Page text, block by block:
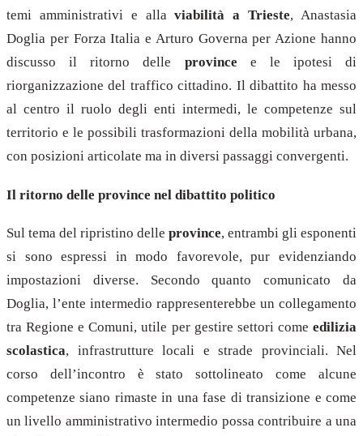
temi amministrativi e allaviabilità a Trieste, Anastasia
Doglia per Forza Italia e Arturo Governa per Azione hanno
discusso il ritorno delle province e le ipotesi di
riorganizzazione del traffico cittadino. Il dibattito ha messo
al centro il ruolo degli enti intermedi, le competenze sul
territorio e le possibili trasformazioni della mobilità urbana,
con posizioni articolate ma in diversi passaggi convergenti.
Il ritorno delle province nel dibattito politico
Sul tema del ripristino delle province, entrambi gli esponenti
si sono espressi in modo favorevole, pur evidenziando
impostazioni diverse. Secondo quanto comunicato da
Doglia, l’ente intermedio rappresenterebbe un collegamento
tra Regione e Comuni, utile per gestire settori come edilizia
scolastica, infrastrutture locali e strade provinciali. Nel
corso dell’incontro è stato sottolineato come alcune
competenze siano rimaste in una fase di transizione e come
un livello amministrativo intermedio possa contribuire a una